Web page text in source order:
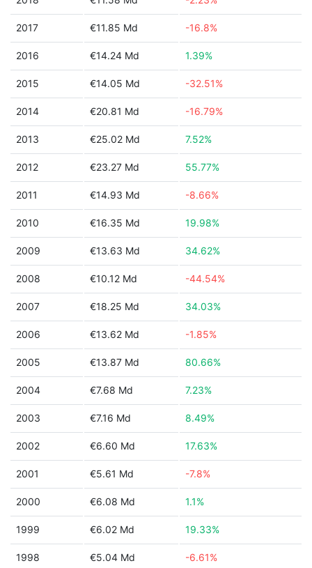
2017 €11.85 Md -16.8%
2016 €14.24 Md 1.39%
2015 €14.05 Md -32.51%
2014 €20.81 Md -16.79%
2013 €25.02 Md 7.52%
2012 €23.27 Md 55.77%
2011 €14.93 Md -8.66%
2010 €16.35 Md 19.98%
2009 €13.63 Md 34.62%
2008 €10.12 Md -44.54%
2007 €18.25 Md 34.03%
2006 €13.62 Md -1.85%
2005 €13.87 Md 80.66%
2004 €7.68 Md 7.23%
2003 €7.16 Md 8.49%
2002 €6.60 Md 17.63%
2001 €5.61 Md -7.8%
2000 €6.08 Md 1.1%
1999 €6.02 Md 19.33%
1998 €5.04 Md -6.61%